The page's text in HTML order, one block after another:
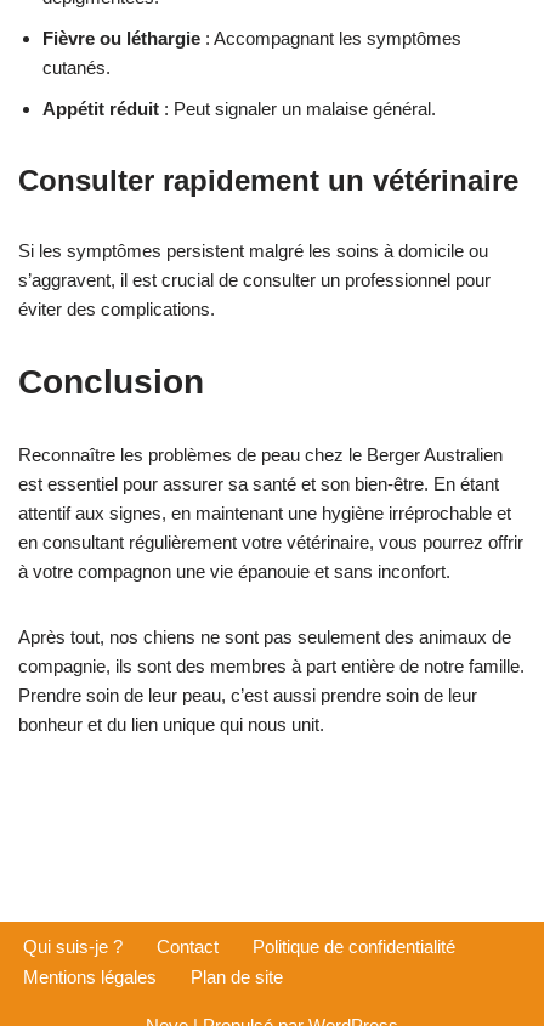
Fièvre ou léthargie : Accompagnant les symptômes
cutanés.
Appétit réduit : Peut signaler un malaise général.
Consulter rapidement un vétérinaire
Si les symptômes persistent malgré les soins à domicile ou
s’aggravent, il est crucial de consulter un professionnel pour
éviter des complications.
Conclusion
Reconnaître les problèmes de peau chez le Berger Australien
est essentiel pour assurer sa santé et son bien-être. En étant
attentif aux signes, en maintenant une hygiène irréprochable et
en consultant régulièrement votre vétérinaire, vous pourrez offrir
à votre compagnon une vie épanouie et sans inconfort.
Après tout, nos chiens ne sont pas seulement des animaux de
compagnie, ils sont des membres à part entière de notre famille.
Prendre soin de leur peau, c’est aussi prendre soin de leur
bonheur et du lien unique qui nous unit.
Qui suis-je ? Contact
Politique de confidentialité
Mentions légales
Plan de site